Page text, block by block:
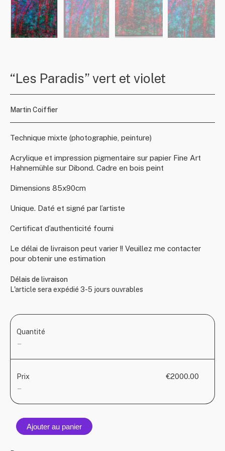
“Les Paradis” vert et violet
Martin Coiffier
Technique mixte (photographie, peinture)
Acrylique et impression pigmentaire sur papier Fine Art
Hahnemühle sur Dibond. Cadre en bois peint
Dimensions 85x90cm
Unique. Daté et signé par l’artiste
Certificat d’authenticité fourni
Le délai de livraison peut varier !! Veuillez me contacter
pour obtenir une estimation
Délais de livraison
L'article sera expédié 3-5 jours ouvrables
Quantité
—
Prix
—
€2000.00
Ajouter au panier